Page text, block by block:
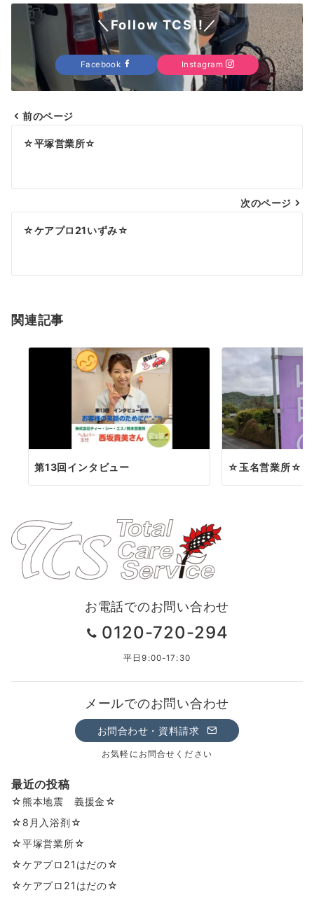
＼Follow TCS!!／
Facebook Instagram
ビ
ゲ
シ
ン
前のページ
☆平塚営業所☆
次のページ
☆ケアプロ21いずみ☆
関連記事
第13回インタビュー ☆玉名営業所☆
お電話でのお問い合わせ
0120-720-294
平日9:00-17:30
メールでのお問い合わせ
お問合わせ・資料請求
お気軽にお問合せください
最近の投稿
☆熊本地震 義援金☆
☆8月入浴剤☆
☆平塚営業所☆
☆ケアプロ21はだの☆
☆ケアプロ21はだの☆